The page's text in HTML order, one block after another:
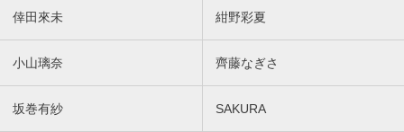
倖田來未 紺野彩夏
小山璃奈 齊藤なぎさ
坂巻有紗 SAKURA